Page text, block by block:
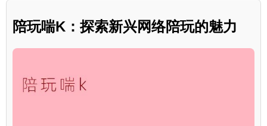
陪玩喘K：探索新兴网络陪玩的魅力